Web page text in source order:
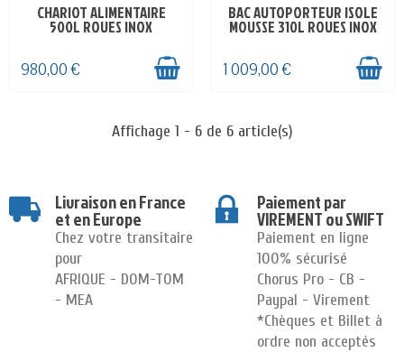
EN STOCK
CHARIOT ALIMENTAIRE
500L ROUES INOX
980,00 €
EN STOCK
BAC AUTOPORTEUR ISOLE
MOUSSE 310L ROUES INOX
1 009,00 €
Affichage 1 - 6 de 6 article(s)
Livraison en France
et en Europe
Chez votre transitaire
pour
AFRIQUE - DOM-TOM
- MEA
Paiement par
VIREMENT ou SWIFT
Paiement en ligne
100% sécurisé
Chorus Pro - CB -
Paypal - Virement
*Chèques et Billet à
ordre non acceptés